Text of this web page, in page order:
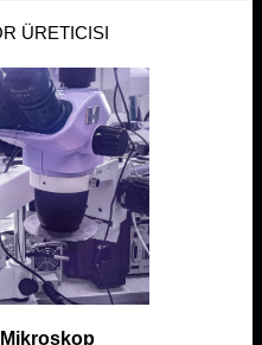
Mikroskop
ÜRETICISI
Mikroskop
ÜRETICISI